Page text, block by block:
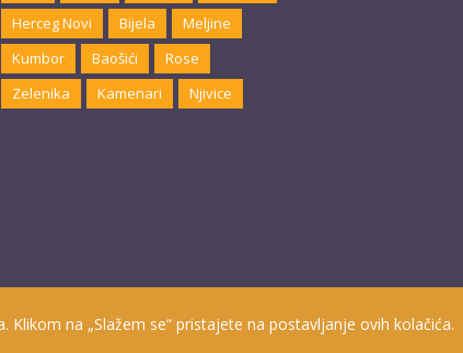
Herceg Novi
Bijela
Meljine
Kumbor
Baošići
Rose
Zelenika
Kamenari Njivice
na „Slažem se“ pristajete na postavljanje ovih kolačića.